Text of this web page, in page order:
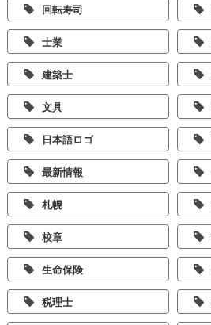
回転寿司
士業
建築士
文具
日本語ロゴ
最新情報
札幌
校章
生命保険
税理士